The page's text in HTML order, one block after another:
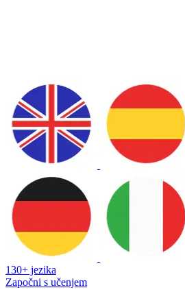
130+ jezika
Započni s učenjem